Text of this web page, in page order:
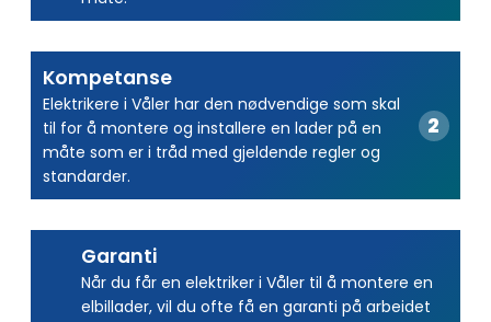
Kompetanse
Elektrikere i Våler har den nødvendige som skal
til for å montere og installere en lader på en
måte som er i tråd med gjeldende regler og
standarder.
Garanti
Når du får en elektriker i Våler til å montere en
elbillader, vil du ofte få en garanti på arbeidet